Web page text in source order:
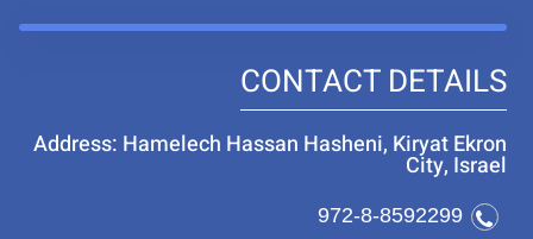
CONTACT DETAILS
Address: Hamelech Hassan Hasheni, Kiryat Ekron
City, Israel
972-8-8592299